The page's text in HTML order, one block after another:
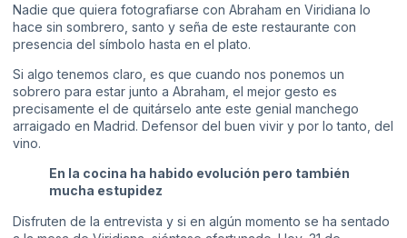
Nadie que quiera fotografiarse con Abraham en Viridiana lo
hace sin sombrero, santo y seña de este restaurante con
presencia del símbolo hasta en el plato.
Si algo tenemos claro, es que cuando nos ponemos un
sobrero para estar junto a Abraham, el mejor gesto es
precisamente el de quitárselo ante este genial manchego
arraigado en Madrid. Defensor del buen vivir y por lo tanto, del
vino.
En la cocina ha habido evolución pero también
mucha estupidez
Disfruten de la entrevista y si en algún momento se ha sentado